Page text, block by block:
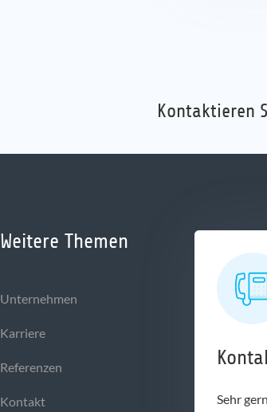
Kontaktieren
Weitere Themen
Unternehmen
Karriere
Referenzen
Kontakt
Sehr